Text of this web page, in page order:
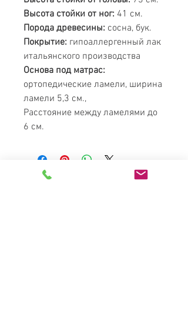
Высота стойки от ног: 41 см.
Порода древесины: сосна, бук.
Покрытие: гипоаллергенный лак
итальянского производства
Основа под матрас:
ортопедические ламели, ширина
ламели 5,3 см.,
Расстояние между ламелями до
6 см.